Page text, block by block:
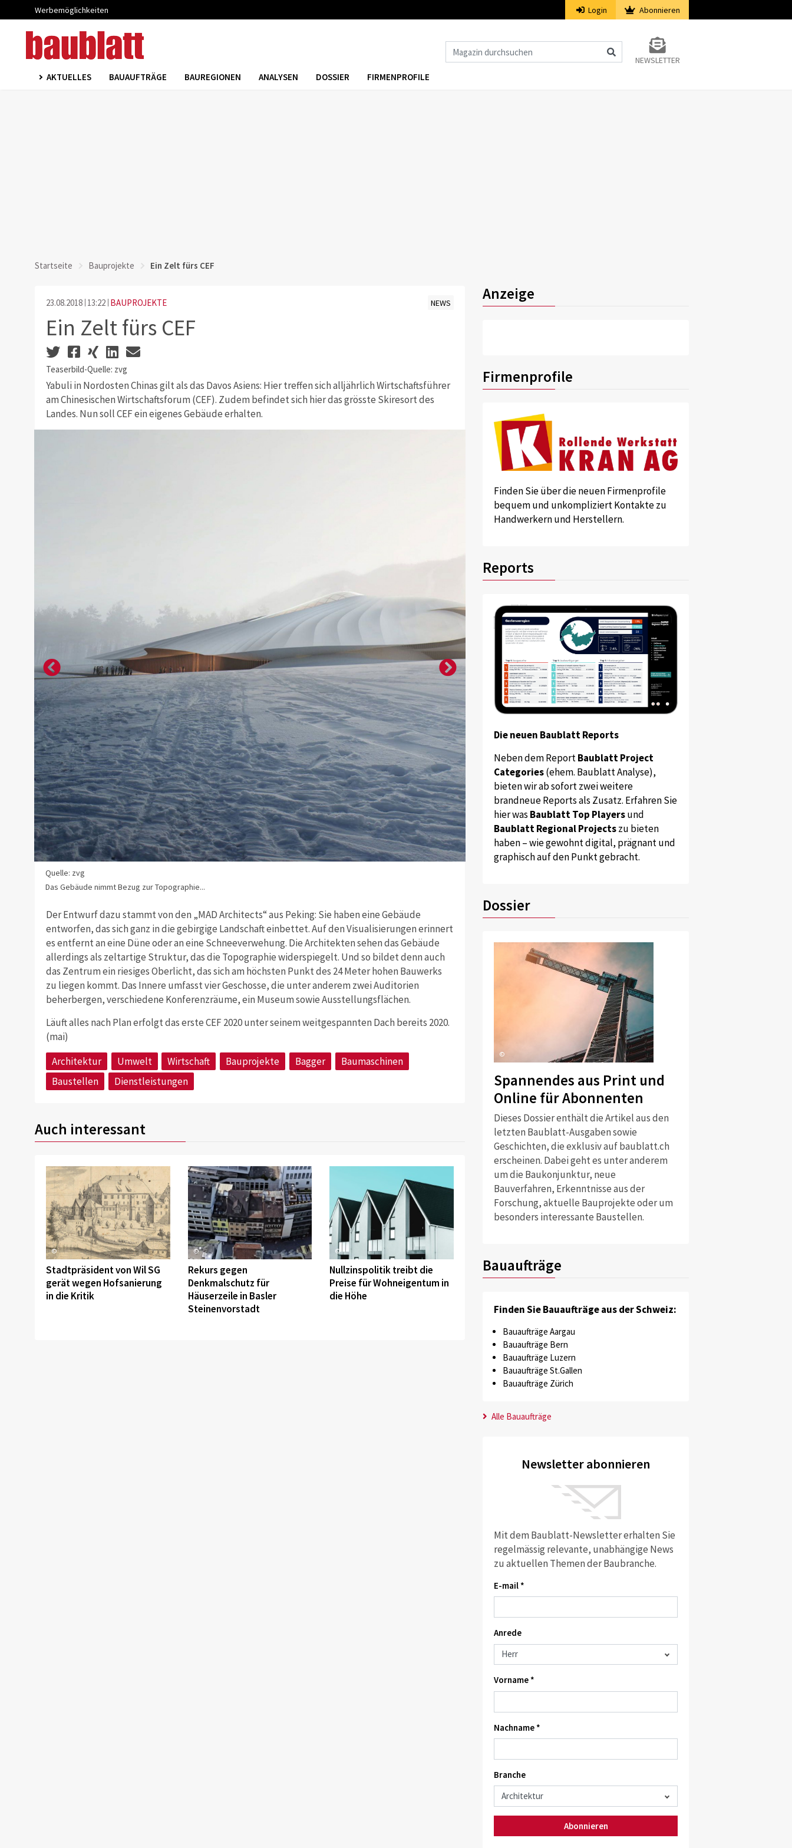
Werbemöglichkeiten Login Abonnieren
NEWSLETTER
AKTUELLES BAUAUFTRÄGE BAUREGIONEN ANALYSEN DOSSIER FIRMENPROFILE
Startseite Bauprojekte Ein Zelt fürs CEF
23.08.2018 13:22 BAUPROJEKTE NEWS
Ein Zelt fürs CEF
Teaserbild-Quelle: zvg
Yabuli in Nordosten Chinas gilt als das Davos Asiens: Hier treffen sich alljährlich Wirtschaftsführer
am Chinesischen Wirtschaftsforum (CEF). Zudem befindet sich hier das grösste Skiresort des
Landes. Nun soll CEF ein eigenes Gebäude erhalten.
Quelle: zvg
Das Gebäude nimmt Bezug zur Topographie...
Der Entwurf dazu stammt von den „MAD Architects“ aus Peking: Sie haben eine Gebäude
entworfen, das sich ganz in die gebirgige Landschaft einbettet. Auf den Visualisierungen erinnert
es entfernt an eine Düne oder an eine Schneeverwehung. Die Architekten sehen das Gebäude
allerdings als zeltartige Struktur, das die Topographie widerspiegelt. Und so bildet denn auch
das Zentrum ein riesiges Oberlicht, das sich am höchsten Punkt des 24 Meter hohen Bauwerks
zu liegen kommt. Das Innere umfasst vier Geschosse, die unter anderem zwei Auditorien
beherbergen, verschiedene Konferenzräume, ein Museum sowie Ausstellungsflächen.
Läuft alles nach Plan erfolgt das erste CEF 2020 unter seinem weitgespannten Dach bereits 2020.
(mai)
Architektur
Umwelt Wirtschaft Bauprojekte Bagger
Baumaschinen
Baustellen
Dienstleistungen
Auch interessant
©
Stadtpräsident von Wil SG
gerät wegen Hofsanierung
in die Kritik
©
Rekurs gegen
Denkmalschutz für
Häuserzeile in Basler
Steinenvorstadt
©
Nullzinspolitik treibt die
Preise für Wohneigentum in
die Höhe
Anzeige
Firmenprofile
Finden Sie über die neuen Firmenprofile
bequem und unkompliziert Kontakte zu
Handwerkern und Herstellern.
Reports
Die neuen Baublatt Reports
Neben dem ReportBaublatt Project
Categories(ehem. Baublatt Analyse),
bieten wir ab sofort zwei weitere
brandneue Reports als Zusatz. Erfahren Sie
hier was Baublatt Top Playersund
Baublatt Regional Projectszu bieten
haben – wie gewohnt digital, prägnant und
graphisch auf den Punkt gebracht.
Dossier
©
Spannendes aus Print und
Online für Abonnenten
Dieses Dossier enthält die Artikel aus den
letzten Baublatt-Ausgaben sowie
Geschichten, die exklusiv auf baublatt.ch
erscheinen. Dabei geht es unter anderem
um die Baukonjunktur, neue
Bauverfahren, Erkenntnisse aus der
Forschung, aktuelle Bauprojekte oder um
besonders interessante Baustellen.
Bauaufträge
Finden Sie Bauaufträge aus der Schweiz:
Bauaufträge Aargau
Bauaufträge Bern
Bauaufträge Luzern
Bauaufträge St.Gallen
Bauaufträge Zürich
Alle Bauaufträge
Newsletter abonnieren
Mit dem Baublatt-Newsletter erhalten Sie
regelmässig relevante, unabhängige News
zu aktuellen Themen der Baubranche.
E-mail *
Anrede
Vorname *
Nachname *
Branche
Abonnieren